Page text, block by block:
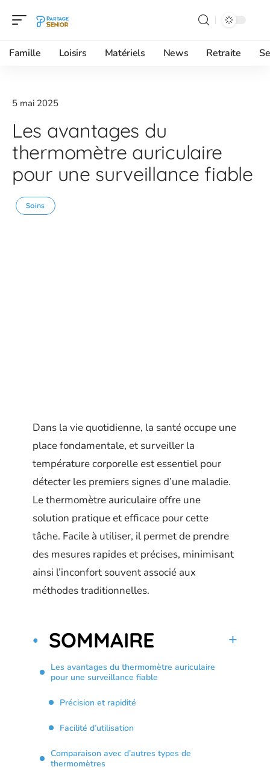
Famille Loisirs Matériels News Retraite
5 mai 2025
Les avantages du
thermomètre auriculaire
pour une surveillance fiable
Soins
Dans la vie quotidienne, la santé occupe une
place fondamentale, et surveiller la
température corporelle est essentiel pour
détecter les premiers signes d’une maladie.
Le thermomètre auriculaire offre une
solution pratique et efficace pour cette
tâche. Facile à utiliser, il permet de prendre
des mesures rapides et précises, minimisant
ainsi l’inconfort souvent associé aux
méthodes traditionnelles.
SOMMAIRE
Les avantages du thermomètre auriculaire
pour une surveillance fiable
Précision et rapidité
Facilité d’utilisation
Comparaison avec d’autres types de
thermomètres